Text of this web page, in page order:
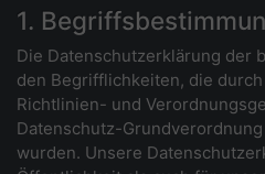
1.
Die Datenschutzerklärung der
den Begrifflichkeiten, die
Richtlinien- und
Datenschutz-
wurden. Unsere